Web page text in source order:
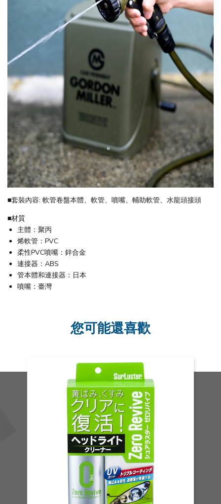
■套裝內容: 軟管卷盤本體、軟管、噴嘴、輔助軟管、水龍頭接頭
■材質
主體：聚丙
烯軟管：PVC
柔性PVC噴嘴：鋅合金
連接器：ABS
管本體和連接器：日本
噴嘴：臺灣
您可能還喜歡